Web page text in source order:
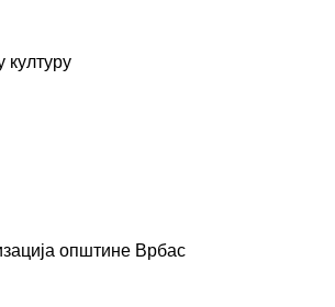
културу
општине Врбас